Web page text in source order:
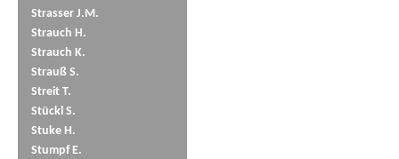
Strasser J.M.
Strauch H.
Strauch K.
Strauß S.
Streit T.
Stückl S.
Stuke H.
Stumpf E.